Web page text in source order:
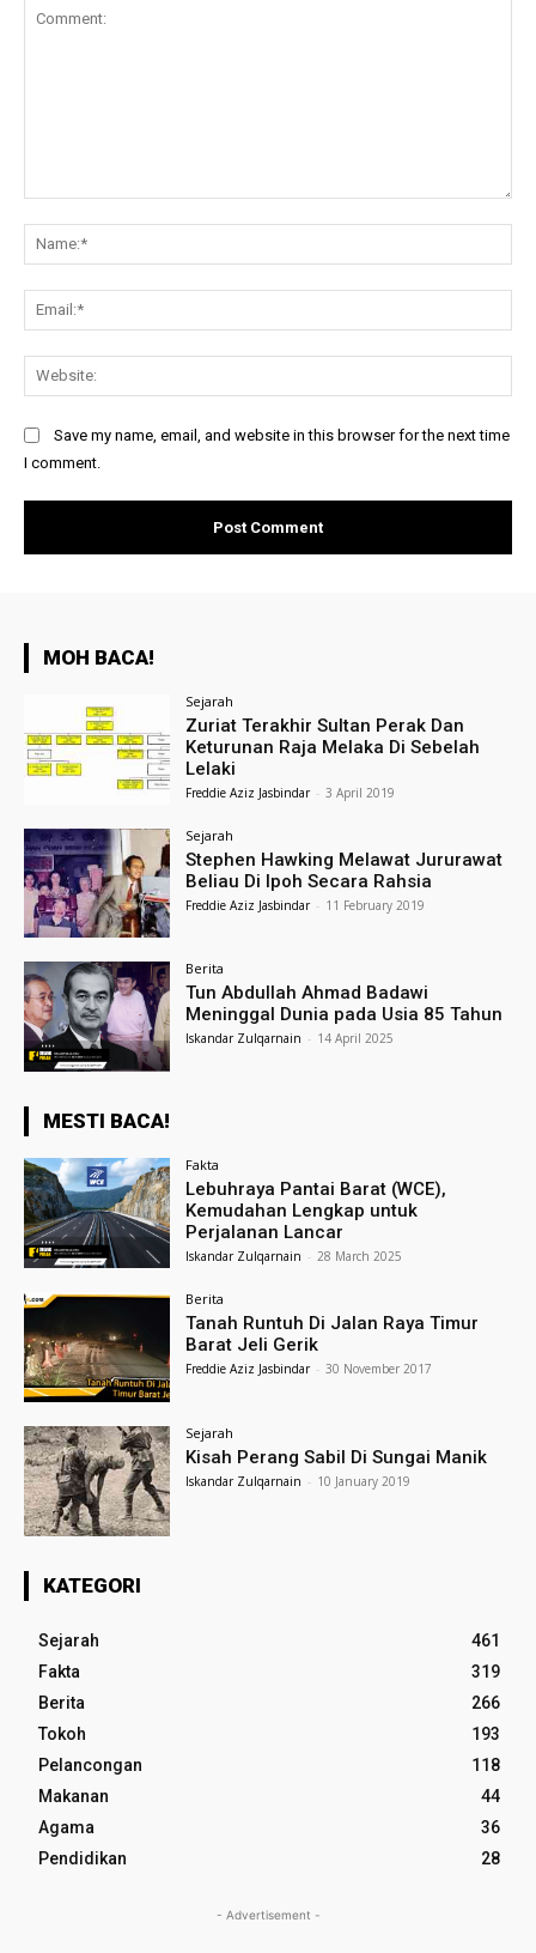
Save my name, email, and website in this browser for the next time
I comment.
MOH BACA!
Sejarah
Zuriat Terakhir Sultan Perak Dan
Keturunan Raja Melaka Di Sebelah
Lelaki
Freddie Aziz Jasbindar - 3 April 2019
Sejarah
Stephen Hawking Melawat Jururawat
Beliau Di Ipoh Secara Rahsia
Freddie Aziz Jasbindar - 11 February 2019
Berita
Tun Abdullah Ahmad Badawi
Meninggal Dunia pada Usia 85 Tahun
Iskandar Zulqarnain - 14 April 2025
MESTI BACA!
Fakta
Lebuhraya Pantai Barat (WCE),
Kemudahan Lengkap untuk
Perjalanan Lancar
Iskandar Zulqarnain - 28 March 2025
Berita
Tanah Runtuh Di Jalan Raya Timur
Barat Jeli Gerik
Freddie Aziz Jasbindar - 30 November 2017
Sejarah
Kisah Perang Sabil Di Sungai Manik
Iskandar Zulqarnain - 10 January 2019
KATEGORI
Sejarah
461
Fakta
319
Berita
266
Tokoh
193
Pelancongan
118
Makanan
44
Agama
36
Pendidikan
28
- Advertisement -